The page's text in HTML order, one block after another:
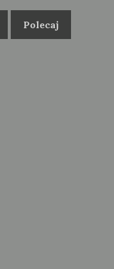
Polecaj